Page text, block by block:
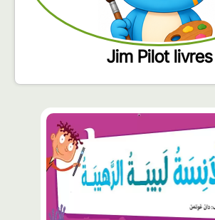
Jim Pilot livres
محتوى
مميّز